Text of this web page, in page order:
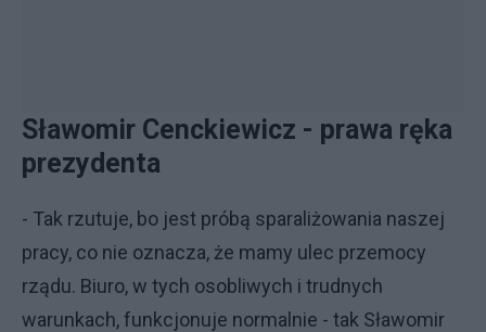
Sławomir Cenckiewicz - prawa ręka
prezydenta
- Tak rzutuje, bo jest próbą sparaliżowania naszej
pracy, co nie oznacza, że mamy ulec przemocy
rządu. Biuro, w tych osobliwych i trudnych
warunkach, funkcjonuje normalnie - tak Sławomir